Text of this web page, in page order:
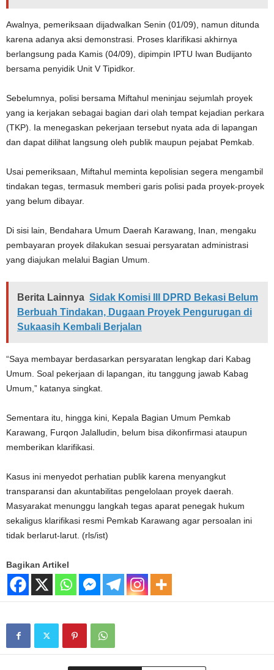
Awalnya, pemeriksaan dijadwalkan Senin (01/09), namun ditunda
karena adanya aksi demonstrasi. Proses klarifikasi akhirnya
berlangsung pada Kamis (04/09), dipimpin IPTU Iwan Budijanto
bersama penyidik Unit V Tipidkor.
Sebelumnya, polisi bersama Miftahul meninjau sejumlah proyek
yang ia kerjakan sebagai bagian dari olah tempat kejadian perkara
(TKP). Ia menegaskan pekerjaan tersebut nyata ada di lapangan
dan dapat dilihat langsung oleh publik maupun pejabat Pemkab.
Usai pemeriksaan, Miftahul meminta kepolisian segera mengambil
tindakan tegas, termasuk memberi garis polisi pada proyek-proyek
yang belum dibayar.
Di sisi lain, Bendahara Umum Daerah Karawang, Inan, mengaku
pembayaran proyek dilakukan sesuai persyaratan administrasi
yang diajukan melalui Bagian Umum.
Berita Lainnya Sidak Komisi III DPRD Bekasi Belum
Berbuah Tindakan, Dugaan Proyek Pengurugan di
Sukaasih Kembali Berjalan
“Saya membayar berdasarkan persyaratan lengkap dari Kabag
Umum. Soal pekerjaan di lapangan, itu tanggung jawab Kabag
Umum,” katanya singkat.
Sementara itu, hingga kini, Kepala Bagian Umum Pemkab
Karawang, Furqon Jalalludin, belum bisa dikonfirmasi ataupun
memberikan klarifikasi.
Kasus ini menyedot perhatian publik karena menyangkut
transparansi dan akuntabilitas pengelolaan proyek daerah.
Masyarakat menunggu langkah tegas aparat penegak hukum
sekaligus klarifikasi resmi Pemkab Karawang agar persoalan ini
tidak berlarut-larut. (rls/ist)
Bagikan Artikel